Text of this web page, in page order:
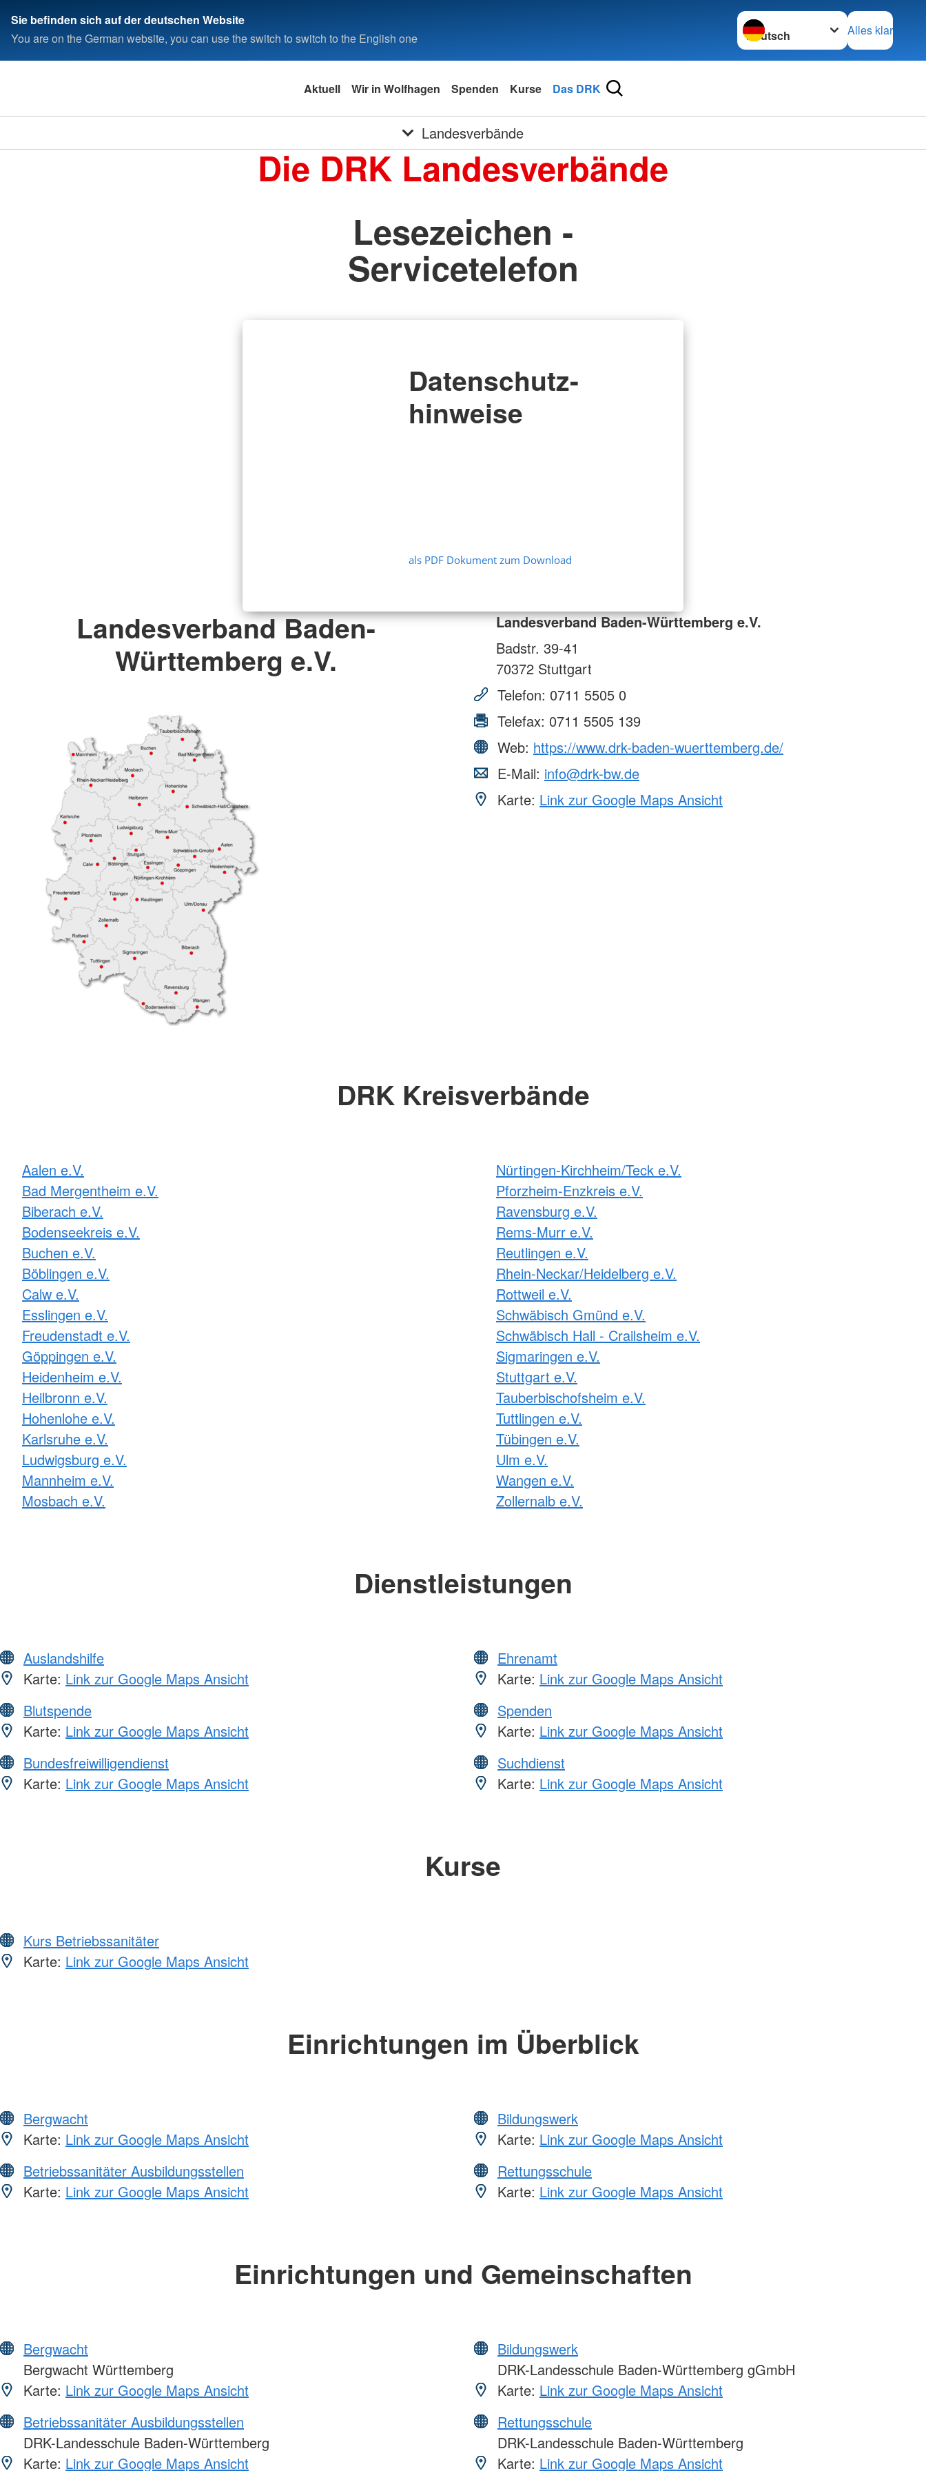
Sie befinden sich auf der deutschen Website
You are on the German website, you can use the switch to switch to the English one
Sprache wechseln zu
Alles klar
Aktuell Wir in Wolfhagen Spenden Kurse Das DRK
Landesverbände
Die DRK Landesverbände
Lesezeichen -
Servicetelefon
Datenschutz-
hinweise
als PDF Dokument zum Download
Landesverband Baden-
Württemberg e.V.
Landesverband Baden-Württemberg e.V.
Badstr. 39-41
70372 Stuttgart
Telefon: 0711 5505 0
Telefax: 0711 5505 139
Web: https://www.drk-baden-wuerttemberg.de/
E-Mail: info@drk-bw.de
Karte: Link zur Google Maps Ansicht
DRK Kreisverbände
Aalen e.V.
Bad Mergentheim e.V.
Biberach e.V.
Bodenseekreis e.V.
Buchen e.V.
Böblingen e.V.
Calw e.V.
Esslingen e.V.
Freudenstadt e.V.
Göppingen e.V.
Heidenheim e.V.
Heilbronn e.V.
Hohenlohe e.V.
Karlsruhe e.V.
Ludwigsburg e.V.
Mannheim e.V.
Mosbach e.V.
Nürtingen-Kirchheim/Teck e.V.
Pforzheim-Enzkreis e.V.
Ravensburg e.V.
Rems-Murr e.V.
Reutlingen e.V.
Rhein-Neckar/Heidelberg e.V.
Rottweil e.V.
Schwäbisch Gmünd e.V.
Schwäbisch Hall - Crailsheim e.V.
Sigmaringen e.V.
Stuttgart e.V.
Tauberbischofsheim e.V.
Tuttlingen e.V.
Tübingen e.V.
Ulm e.V.
Wangen e.V.
Zollernalb e.V.
Dienstleistungen
Auslandshilfe
Karte: Link zur Google Maps Ansicht
Blutspende
Karte: Link zur Google Maps Ansicht
Bundesfreiwilligendienst
Karte: Link zur Google Maps Ansicht
Ehrenamt
Karte: Link zur Google Maps Ansicht
Spenden
Karte: Link zur Google Maps Ansicht
Suchdienst
Karte: Link zur Google Maps Ansicht
Kurse
Kurs Betriebssanitäter
Karte: Link zur Google Maps Ansicht
Einrichtungen im Überblick
Bergwacht
Karte: Link zur Google Maps Ansicht
Betriebssanitäter Ausbildungsstellen
Karte: Link zur Google Maps Ansicht
Bildungswerk
Karte: Link zur Google Maps Ansicht
Rettungsschule
Karte: Link zur Google Maps Ansicht
Einrichtungen und Gemeinschaften
Bergwacht
Bergwacht Württemberg
Karte: Link zur Google Maps Ansicht
Betriebssanitäter Ausbildungsstellen
DRK-Landesschule Baden-Württemberg
Karte: Link zur Google Maps Ansicht
Bildungswerk
DRK-Landesschule Baden-Württemberg gGmbH
Karte: Link zur Google Maps Ansicht
Rettungsschule
DRK-Landesschule Baden-Württemberg
Karte: Link zur Google Maps Ansicht